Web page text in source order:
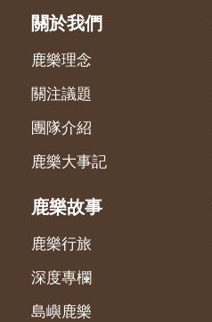
關於我們
鹿樂理念
關注議題
團隊介紹
鹿樂大事記
鹿樂故事
鹿樂行旅
深度專欄
島嶼鹿樂